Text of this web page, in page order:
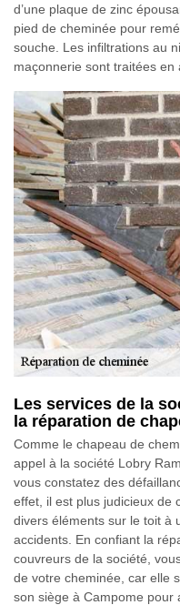
d’une plaque de zinc
pied de cheminée pour
souche. Les infiltrations au
maçonnerie sont traitées
Les services de la
la réparation de
Comme le chapeau de
appel à la société Lobry
vous constatez des
effet, il est plus judicieux de
divers éléments sur le toit à
accidents. En confiant la
couvreurs de la société,
de votre cheminée, car elle
son siège à Campome pour